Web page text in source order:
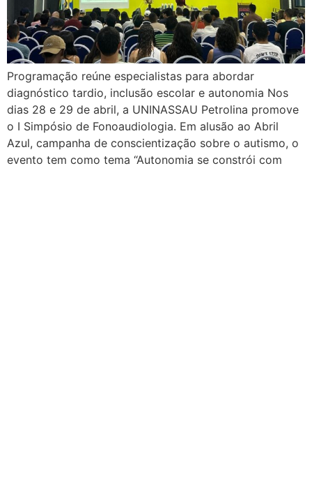
Programação reúne especialistas para abordar
diagnóstico tardio, inclusão escolar e autonomia Nos
dias 28 e 29 de abril, a UNINASSAU Petrolina promove
o I Simpósio de Fonoaudiologia. Em alusão ao Abril
Azul, campanha​ de conscientização sobre o autismo, o
evento tem como tema “Autonomia se constrói com